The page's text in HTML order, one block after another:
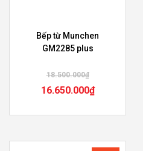
Bếp từ Munchen
GM2285 plus
18.500.000₫
16.650.000₫